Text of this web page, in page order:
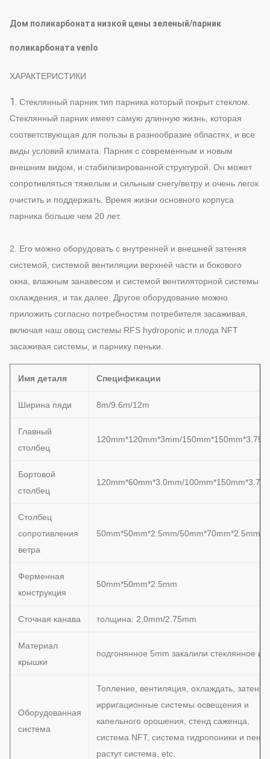
Дом поликарбоната низкой цены зеленый/парник
поликарбоната venlo
ХАРАКТЕРИСТИКИ
1. Стеклянный парник тип парника который покрыт стеклом.
Стеклянный парник имеет самую длинную жизнь, которая
соответствующая для пользы в разнообразие областях, и все
виды условий климата. Парник с современным и новым
внешним видом, и стабилизированной структурой. Он может
сопротивляться тяжелым и сильным снегу/ветру и очень легок
очистить и поддержать. Время жизни основного корпуса
парника больше чем 20 лет.
2. Его можно оборудовать с внутренней и внешней затеняя
системой, системой вентиляции верхней части и бокового
окна, влажным занавесом и системой вентиляторной системы
охлаждения, и так далее. Другое оборудование можно
приложить согласно потребностям потребителя засаживая,
включая наш овощ системы RFS hydroponic и плода NFT
засаживая системы, и парнику пеньки.
Имя деталя Спецификации
Ширина пяди 8m/9.6m/12m
Главный
столбец
120mm*120mm*3mm/
Бортовой
столбец
120mm*60mm*3.0mm/
Столбец
сопротивления
ветра
50mm*50mm*2.5mm/50mm*70mm*2.5mm
Ферменная
конструкция
50mm*50mm*2.5mm
Сточная канава толщина: 2.0mm/2.75mm
Материал
крышки
подгонянное 5mm закалили стеклянное
Оборудованная
система
Топление, вентиляция, охлаждать,
ирригационные системы освещения и
капельного орошения, стенд саженца,
система NFT, система гидропоники и
растут система, etc.